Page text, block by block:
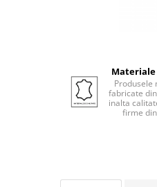
Produsele
fabricate
inalta
firme